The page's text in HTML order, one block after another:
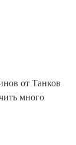
от Танков
много